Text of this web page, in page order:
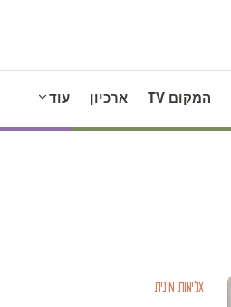
המקום TV ארכיון עוד
אלימות מינית